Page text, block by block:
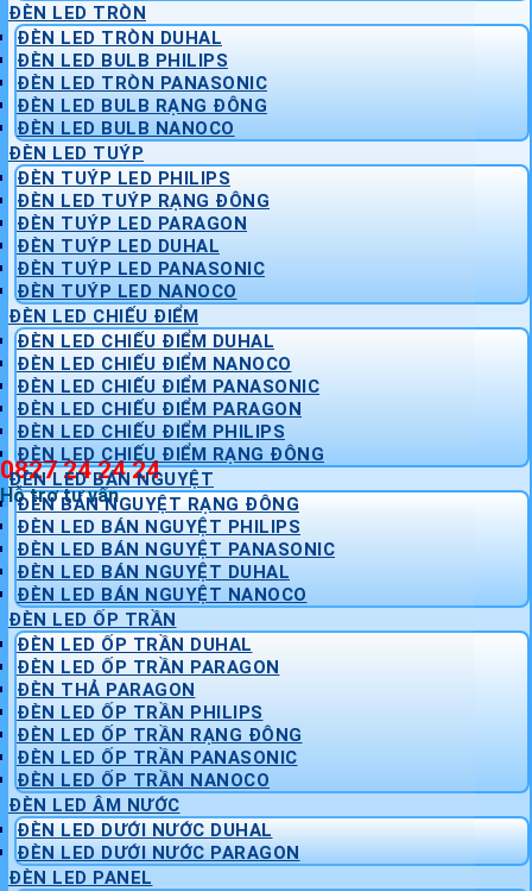
0827 24 24 24
Hỗ trợ tư vấn
ĐÈN LED TRÒN
ĐÈN LED TRÒN DUHAL
ĐÈN LED BULB PHILIPS
ĐÈN LED TRÒN PANASONIC
ĐÈN LED BULB RẠNG ĐÔNG
ĐÈN LED BULB NANOCO
ĐÈN LED TUÝP
ĐÈN TUÝP LED PHILIPS
ĐÈN LED TUÝP RẠNG ĐÔNG
ĐÈN TUÝP LED PARAGON
ĐÈN TUÝP LED DUHAL
ĐÈN TUÝP LED PANASONIC
ĐÈN TUÝP LED NANOCO
ĐÈN LED CHIẾU ĐIỂM
ĐÈN LED CHIẾU ĐIỂM DUHAL
ĐÈN LED CHIẾU ĐIỂM NANOCO
ĐÈN LED CHIẾU ĐIỂM PANASONIC
ĐÈN LED CHIẾU ĐIỂM PARAGON
ĐÈN LED CHIẾU ĐIỂM PHILIPS
ĐÈN LED CHIẾU ĐIỂM RẠNG ĐÔNG
ĐÈN LED BÁN NGUYỆT
ĐÈN BÁN NGUYỆT RẠNG ĐÔNG
ĐÈN LED BÁN NGUYỆT PHILIPS
ĐÈN LED BÁN NGUYỆT PANASONIC
ĐÈN LED BÁN NGUYỆT DUHAL
ĐÈN LED BÁN NGUYỆT NANOCO
ĐÈN LED ỐP TRẦN
ĐÈN LED ỐP TRẦN DUHAL
ĐÈN LED ỐP TRẦN PARAGON
ĐÈN THẢ PARAGON
ĐÈN LED ỐP TRẦN PHILIPS
ĐÈN LED ỐP TRẦN RẠNG ĐÔNG
ĐÈN LED ỐP TRẦN PANASONIC
ĐÈN LED ỐP TRẦN NANOCO
ĐÈN LED ÂM NƯỚC
ĐÈN LED DƯỚI NƯỚC DUHAL
ĐÈN LED DƯỚI NƯỚC PARAGON
ĐÈN LED PANEL